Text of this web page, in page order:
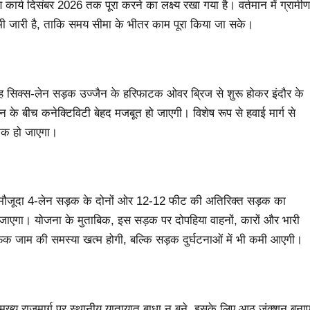
दिसंबर 2026 तक पूरा करने का लक्ष्य रखा गया है। वर्तमान में ग्रामीण
जारी है, ताकि समय सीमा के भीतर काम पूरा किया जा सके।
यह सिक्स-लेन सड़क उज्जैन के हरिफाटक ओवर ब्रिज से शुरू होकर इंदौर के
बीच कनेक्टिविटी बेहद मजबूत हो जाएगी। विशेष रूप से हवाई मार्ग से
हो जाएगा।
4-लेन सड़क के दोनों ओर 12-12 फीट की अतिरिक्त सड़क का
योजना के मुताबिक, इस सड़क पर दोपहिया वाहनों, कारों और भारी
जाम की समस्या खत्म होगी, बल्कि सड़क दुर्घटनाओं में भी कमी आएगी।